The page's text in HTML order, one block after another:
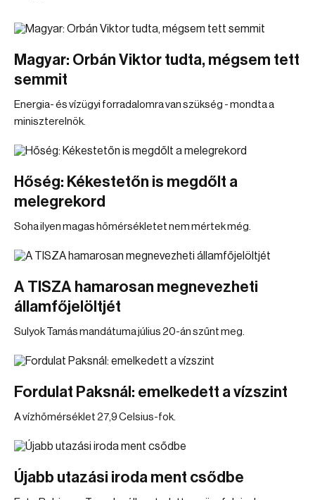
Magyar: Orbán Viktor tudta, mégsem tett
semmit
Energia- és vízügyi forradalomra van szükség - mondta a
miniszterelnök.
Hőség: Kékestetőn is megdőlt a
melegrekord
Soha ilyen magas hőmérsékletet nem mértek még.
A TISZA hamarosan megnevezheti
államfőjelöltjét
Sulyok Tamás mandátuma július 20-án szűnt meg.
Fordulat Paksnál: emelkedett a vízszint
A vízhőmérséklet 27,9 Celsius-fok.
Újabb utazási iroda ment csődbe